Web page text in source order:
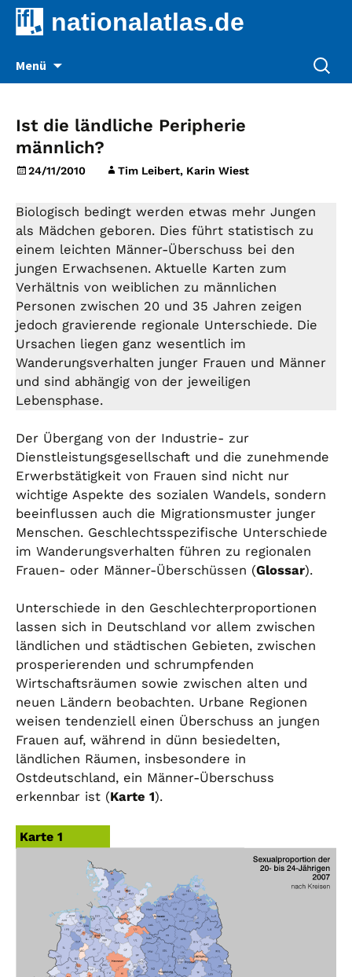
nationalatlas.de
Menü
Suche
nach:
Ist die ländliche Peripherie
männlich?
24/11/2010 Tim Leibert, Karin Wiest
Biologisch bedingt werden etwas mehr Jungen
als Mädchen geboren. Dies führt statistisch zu
einem leichten Männer-Überschuss bei den
jungen Erwachsenen. Aktuelle Karten zum
Verhältnis von weiblichen zu männlichen
Personen zwischen 20 und 35 Jahren zeigen
jedoch gravierende regionale Unterschiede. Die
Ursachen liegen ganz wesentlich im
Wanderungsverhalten junger Frauen und Männer
und sind abhängig von der jeweiligen
Lebensphase.
Der Übergang von der Industrie- zur
Dienstleistungsgesellschaft und die zunehmende
Erwerbstätigkeit von Frauen sind nicht nur
wichtige Aspekte des sozialen Wandels, sondern
beeinflussen auch die Migrationsmuster junger
Menschen. Geschlechtsspezifische Unterschiede
im Wanderungsverhalten führen zu regionalen
Frauen- oder Männer-Überschüssen (Glossar).
Unterschiede in den Geschlechterproportionen
lassen sich in Deutschland vor allem zwischen
ländlichen und städtischen Gebieten, zwischen
prosperierenden und schrumpfenden
Wirtschaftsräumen sowie zwischen alten und
neuen Ländern beobachten. Urbane Regionen
weisen tendenziell einen Überschuss an jungen
Frauen auf, während in dünn besiedelten,
ländlichen Räumen, insbesondere in
Ostdeutschland, ein Männer-Überschuss
erkennbar ist (Karte 1).
Karte 1